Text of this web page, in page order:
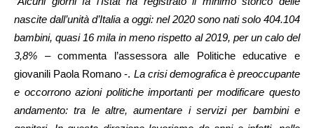
nascite dall’unità d’Italia a oggi: nel 2020 sono nati solo 404.104
bambini, quasi 16 mila in meno rispetto al 2019, per un calo del
3,8% – commenta l’assessora alle Politiche educative e
giovanili Paola Romano -. La crisi demografica è preoccupante
e occorrono azioni politiche importanti per modificare questo
andamento: tra le altre, aumentare i servizi per bambini e